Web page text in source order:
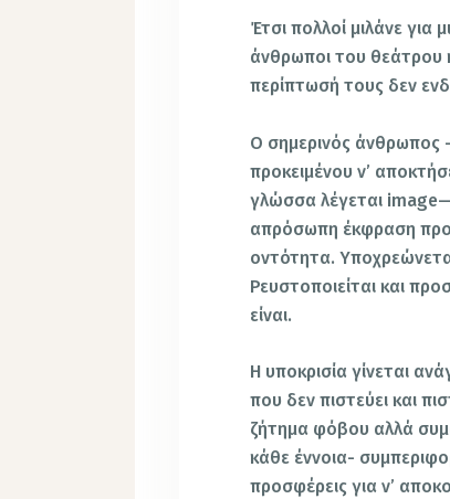
Έτσι πολλοί μιλάνε
άνθρωποι του θεάτρου
περίπτωσή τους δεν
Ο σημερινός άνθρωπος
προκειμένου ν’
γλώσσα λέγεται
απρόσωπη έκφραση
οντότητα.
Ρευστοποιείται και
είναι.
Η υποκρισία γίνεται
που δεν πιστεύει και
ζήτημα φόβου αλλά
κάθε έννοια-
προσφέρεις για ν’